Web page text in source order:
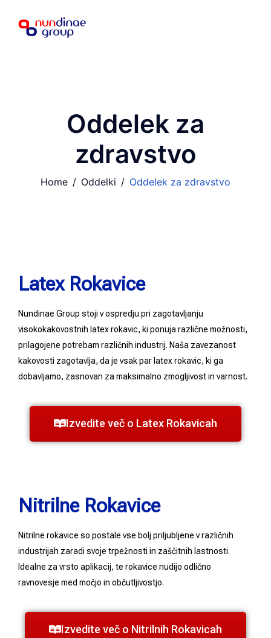
Oddelek za
zdravstvo
Home Oddelki Oddelek za zdravstvo
Latex Rokavice
Nundinae Group stoji v ospredju pri zagotavljanju
visokokakovostnih latex rokavic, ki ponuja različne možnosti,
prilagojene potrebam različnih industrij. Naša zavezanost
kakovosti zagotavlja, da je vsak par latex rokavic, ki ga
dobavljamo, zasnovan za maksimalno zmogljivost in varnost.
Izvedite več o Latex Rokavicah
Nitrilne Rokavice
Nitrilne rokavice so postale vse bolj priljubljene v različnih
industrijah zaradi svoje trpežnosti in zaščitnih lastnosti.
Idealne za vrsto aplikacij, te rokavice nudijo odlično
ravnovesje med močjo in občutljivostjo.
Izvedite več o Nitrilnih Rokavicah